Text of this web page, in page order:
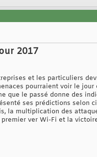
2017
et les particuliers
pourraient voir le jour
que le passé donne des
ses prédictions selon
la multiplication des
ver Wi-Fi et la